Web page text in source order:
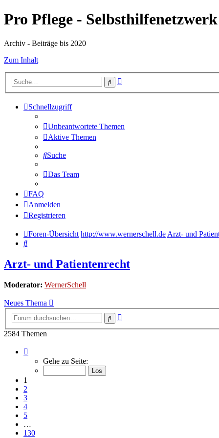
Pro Pflege - Selbsthilfenetzwerk
Archiv - Beiträge bis 2020
Zum Inhalt
Suche
Schnellzugriff
Unbeantwortete Themen
Aktive Themen
Suche
Das Team
FAQ
Anmelden
Registrieren
Foren-Übersicht http://www.wernerschell.deArzt- und
Suche
Arzt- und Patientenrecht
Moderator: WernerSchell
Neues Thema
Suche
2584 Themen
von
Gehe zu Seite:
1
2
3
4
5
…
130